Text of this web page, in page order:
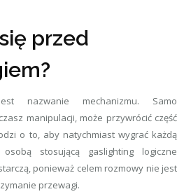
przed
nazwanie mechanizmu. Samo
manipulacji, może przywrócić część
o to, aby natychmiast wygrać każdą
stosującą gaslighting logiczne
ponieważ celem rozmowy nie jest
przewagi.